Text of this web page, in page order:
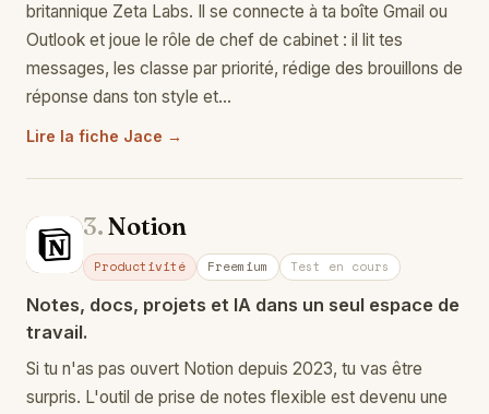
britannique Zeta Labs. Il se connecte à ta boîte Gmail ou
Outlook et joue le rôle de chef de cabinet : il lit tes
messages, les classe par priorité, rédige des brouillons de
réponse dans ton style et…
Lire la fiche Jace →
No
3.Notion
Productivité Freemium Test en cours
Notes, docs, projets et IA dans un seul espace de
travail.
Si tu n'as pas ouvert Notion depuis 2023, tu vas être
surpris. L'outil de prise de notes flexible est devenu une